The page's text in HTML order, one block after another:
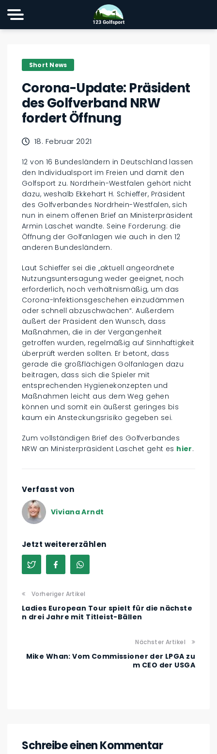
Short News
Corona-Update: Präsident
des Golfverband NRW
fordert Öffnung
18. Februar 2021
12 von 16 Bundesländern in Deutschland lassen
den Individualsport im Freien und damit den
Golfsport zu. Nordrhein-Westfalen gehört nicht
dazu, weshalb Ekkehart H. Schieffer, Präsident
des Golfverbandes Nordrhein-Westfalen, sich
nun in einem offenen Brief an Ministerpräsident
Armin Laschet wandte. Seine Forderung: die
Öffnung der Golfanlagen wie auch in den 12
anderen Bundesländern.
Laut Schieffer sei die „aktuell angeordnete
Nutzungsuntersagung weder geeignet, noch
erforderlich, noch verhältnismäßig, um das
Corona-Infektionsgeschehen einzudämmen
oder schnell abzuschwächen“. Außerdem
äußert der Präsident den Wunsch, dass
Maßnahmen, die in der Vergangenheit
getroffen wurden, regelmäßig auf Sinnhaftigkeit
überprüft werden sollten. Er betont, dass
gerade die großflächigen Golfanlagen dazu
beitragen, dass sich die Spieler mit
entsprechenden Hygienekonzepten und
Maßnahmen leicht aus dem Weg gehen
können und somit ein äußerst geringes bis
kaum ein Ansteckungsrisiko gegeben sei.
Zum vollständigen Brief des Golfverbandes
NRW an Ministerpräsident Laschet geht es hier.
Verfasst von
Viviana Arndt
Jetzt weitererzählen
Vorheriger Artikel
Ladies European Tour spielt für die nächste
n drei Jahre mit Titleist-Bällen
Nächster Artikel
Mike Whan: Vom Commissioner der LPGA zu
m CEO der USGA
Schreibe einen Kommentar